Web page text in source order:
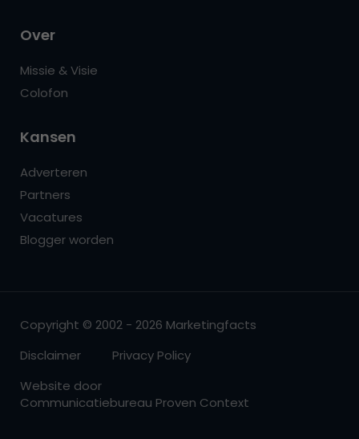
Over
Missie & Visie
Colofon
Kansen
Adverteren
Partners
Vacatures
Blogger worden
Copyright © 2002 - 2026 Marketingfacts
Disclaimer
Privacy Policy
Website door
Communicatiebureau Proven Context